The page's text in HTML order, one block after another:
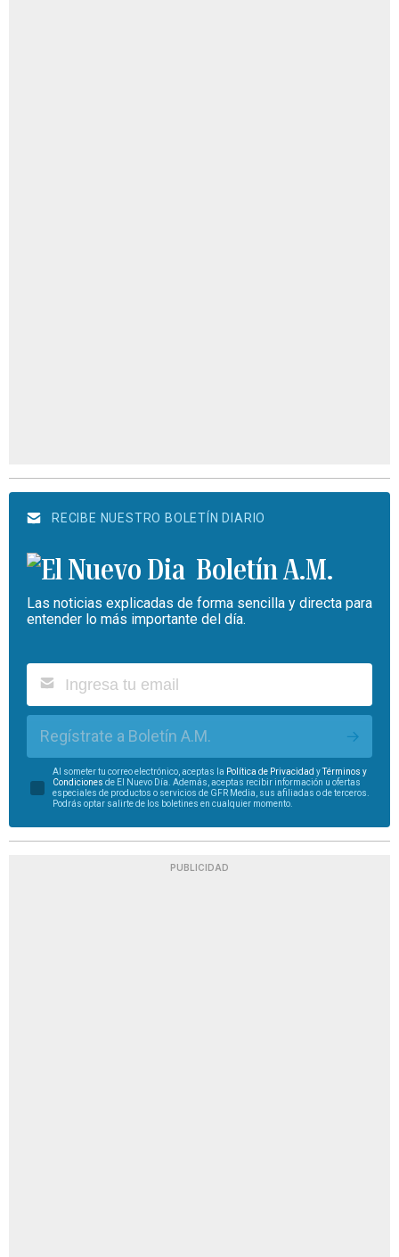
RECIBE NUESTRO BOLETÍN DIARIO
Boletín A.M.
Las noticias explicadas de forma sencilla y directa para
entender lo más importante del día.
Regístrate a Boletín A.M.
Al someter tu correo electrónico, aceptas la Política de Privacidad yTérminos y
Condiciones de El Nuevo Día. Además, aceptas recibir información u ofertas
especiales de productos o servicios de GFR Media, sus afiliadas o de terceros.
Podrás optar salirte de los boletines en cualquier momento.
PUBLICIDAD